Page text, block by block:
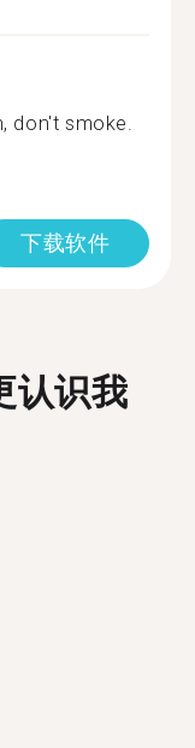
don't smoke.
下载软件
认识我